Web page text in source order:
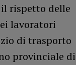
rispetto delle
lavoratori
di trasporto
provinciale di